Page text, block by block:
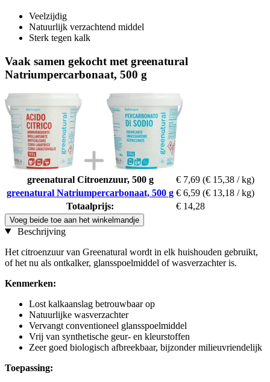
Veelzijdig
Natuurlijk verzachtend middel
Sterk tegen kalk
Vaak samen gekocht met greenatural
Natriumpercarbonaat, 500 g
greenatural Citroenzuur, 500 g € 7,69 (€ 15,38 / kg)
greenatural Natriumpercarbonaat, 500 g € 6,59 (€ 13,18 / kg)
Totaalprijs:
€ 14,28
Voeg beide toe aan het winkelmandje
Beschrijving
Het citroenzuur van Greenatural wordt in elk huishouden gebruikt,
of het nu als ontkalker, glansspoelmiddel of wasverzachter is.
Kenmerken:
Lost kalkaanslag betrouwbaar op
Natuurlijke wasverzachter
Vervangt conventioneel glansspoelmiddel
Vrij van synthetische geur- en kleurstoffen
Zeer goed biologisch afbreekbaar, bijzonder milieuvriendelijk
Toepassing: